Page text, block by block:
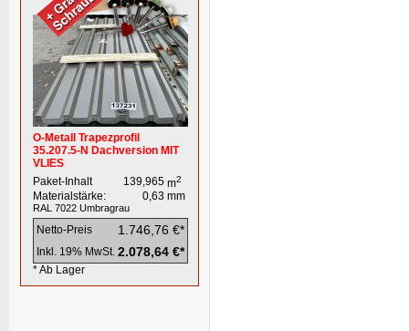
O-Metall Trapezprofil
35.207.5-N Dachversion MIT
VLIES
Paket-Inhalt
139,965 m2
Materialstärke: 0,63 mm
RAL 7022 Umbragrau
Netto-Preis 1.746,76 €*
Inkl. 19% MwSt. 2.078,64 €*
* Ab Lager